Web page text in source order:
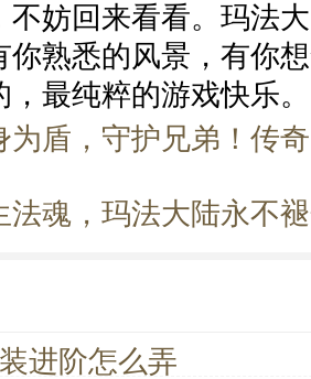
不妨回来看看。玛法
你熟悉的风景，有你
最纯粹的游戏快乐。
为盾，守护兄弟！传
法魂，玛法大陆永不
进阶怎么弄